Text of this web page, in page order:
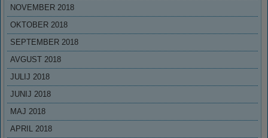
NOVEMBER 2018
OKTOBER 2018
SEPTEMBER 2018
AVGUST 2018
JULIJ 2018
JUNIJ 2018
MAJ 2018
APRIL 2018